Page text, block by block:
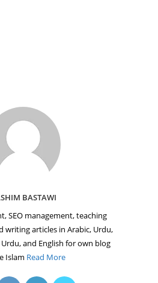
BASTAWI
SEO management, teaching
writing articles in Arabic, Urdu,
and English for own blog
Islam Read More